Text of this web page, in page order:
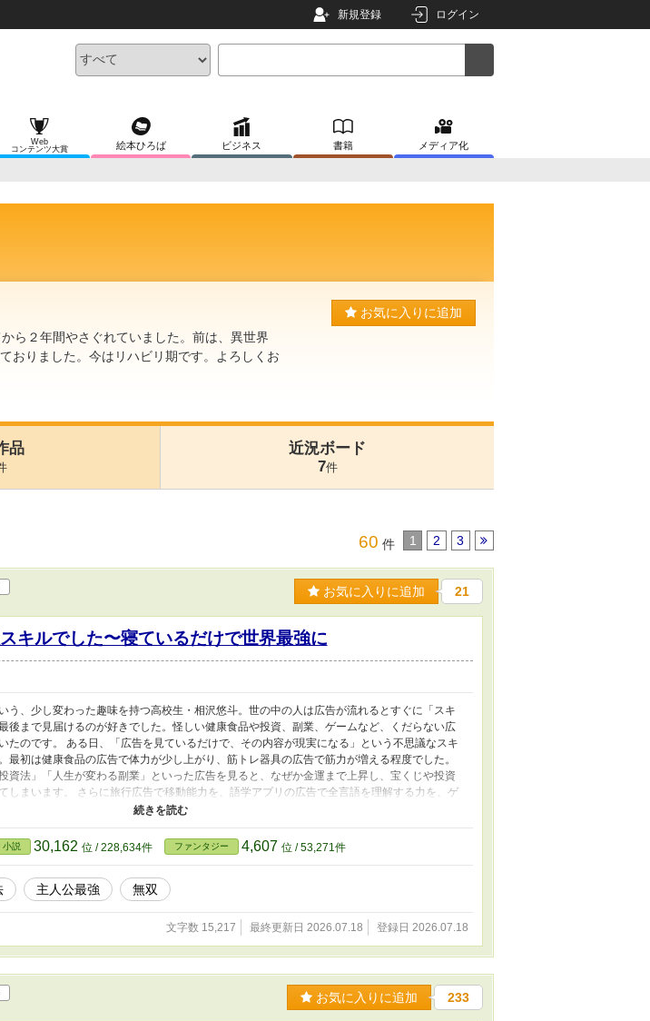
新規登録 ログイン
Web
コンテンツ大賞
絵本ひろば ビジネス 書籍 メディア化
ら２年間やさぐれていました。前は、異世界
おりました。今はリハビリ期です。よろしくお
お気に入りに追加
品
近況ボード
7件
60 件 1 2 3
お気に入りに追加 21
キルでした〜寝ているだけで世界最強に
う、少し変わった趣味を持つ高校生・相沢悠斗。世の中の人は広告が流れるとすぐに「スキ
後まで見届けるのが好きでした。怪しい健康食品や投資、副業、ゲームなど、くだらない広
たのです。 ある日、「広告を見ているだけで、その内容が現実になる」という不思議なスキ
最初は健康食品の広告で体力が少し上がり、筋トレ器具の広告で筋力が増える程度でした。
資法」「人生が変わる副業」といった広告を見ると、なぜか金運まで上昇し、宝くじや投資
しまいます。 さらに旅行広告で移動能力を、語学アプリの広告で全言語を理解する力を、ゲ
するなど、広告の内容はすべて現実の能力として反映されるのでした。ただし、能力を得る
ット広告こそ、世界最強への近道でした。広告をスキップしない少年が、常識外れの力で世
知力が下がるファンタジー小説です。知力が下がっても作者から補填はないのご注意くださ
小説 30,162 位 / 228,634件 ファンタジー 4,607 位 / 53,271件
主人公最強 無双
文字数 15,217 最終更新日 2026.07.18 登録日 2026.07.18
お気に入りに追加 233